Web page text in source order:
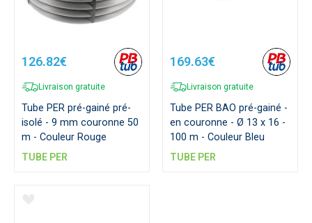
126.82€
Livraison gratuite
Tube PER pré-gainé pré-
isolé - 9 mm couronne 50
m - Couleur Rouge
TUBE PER
169.63€
Livraison gratuite
Tube PER BAO pré-gainé -
en couronne - Ø 13 x 16 -
100 m - Couleur Bleu
TUBE PER